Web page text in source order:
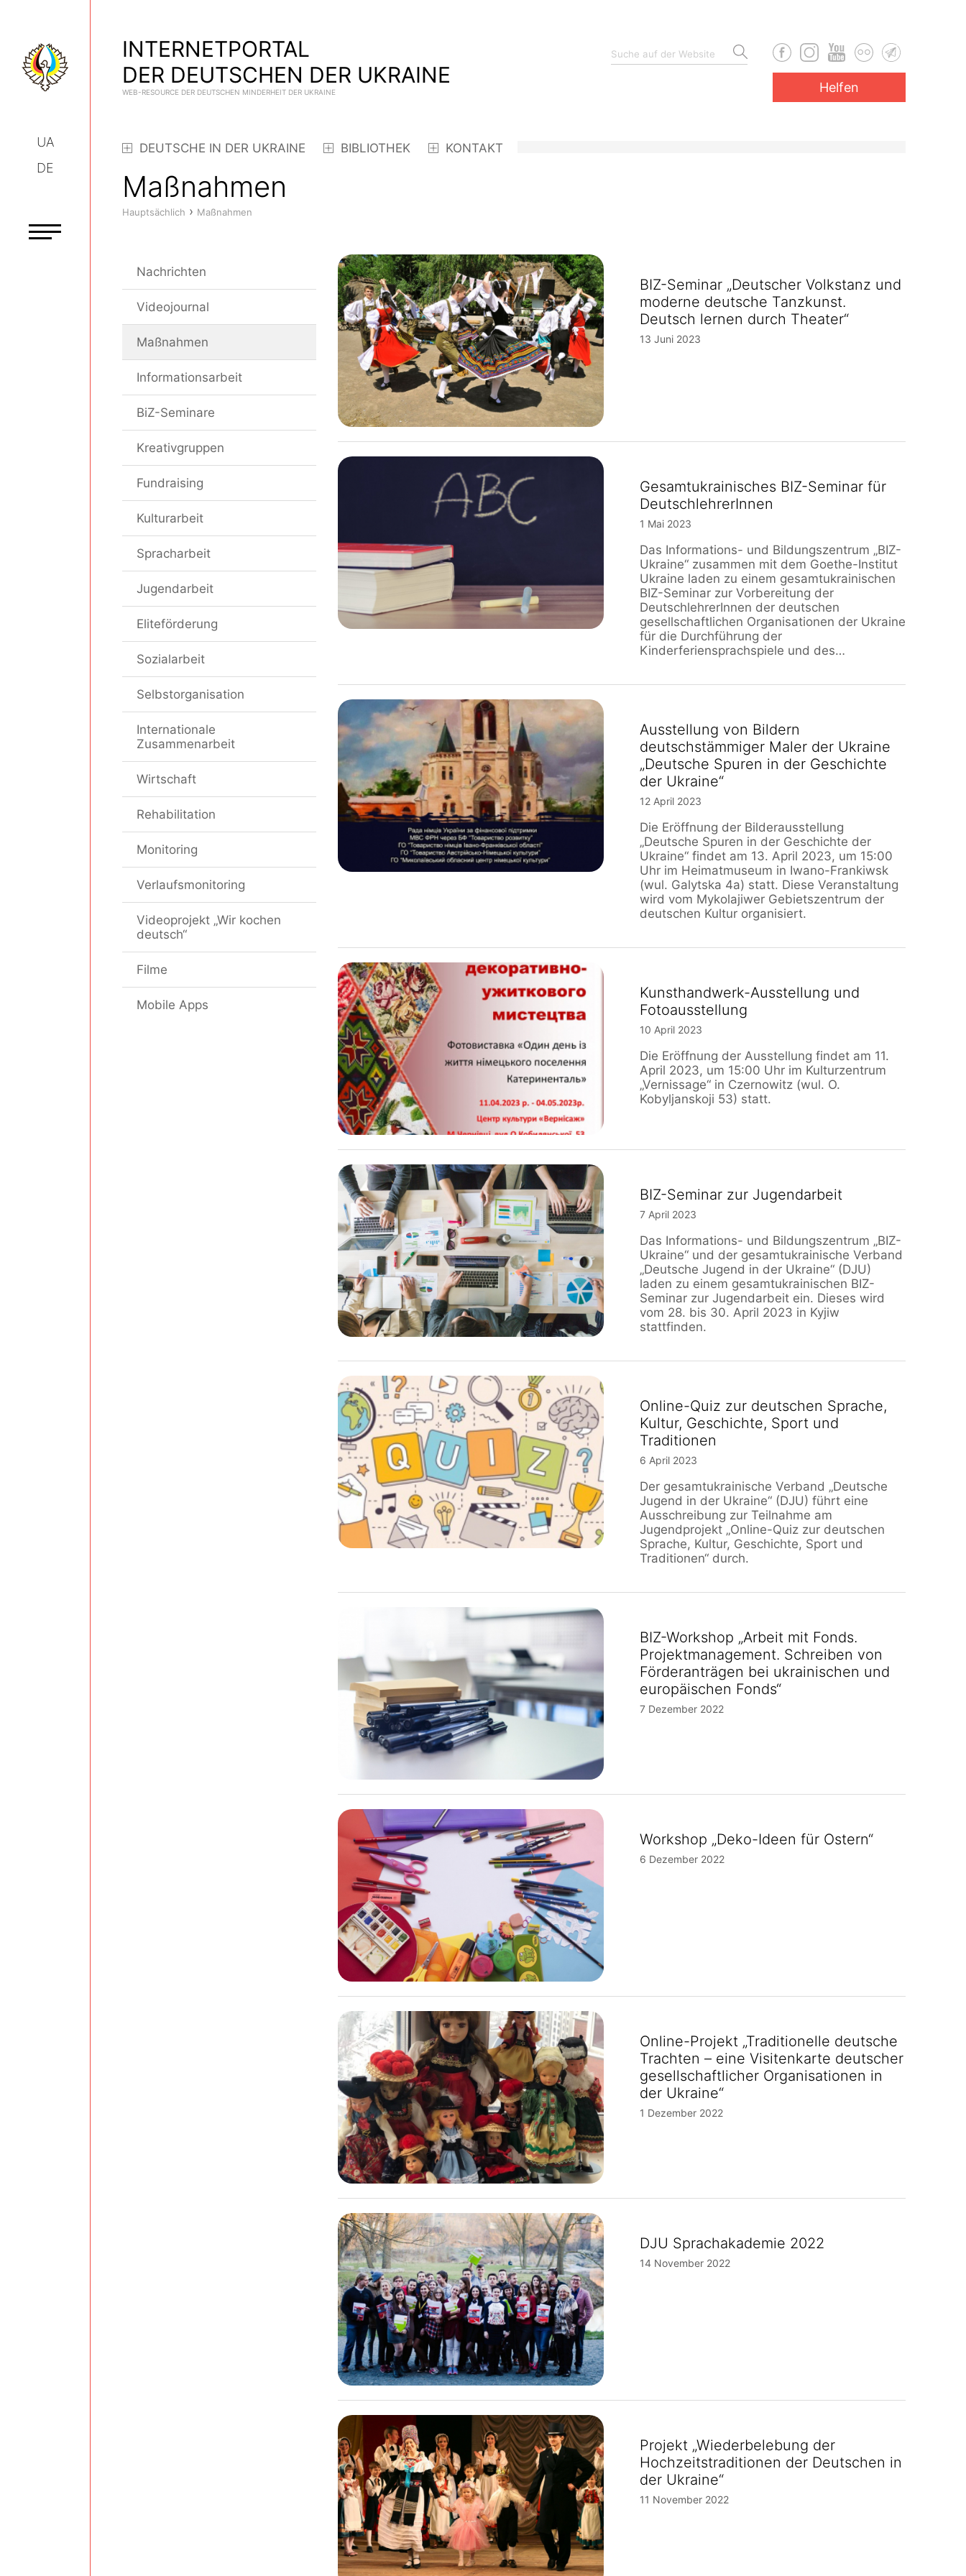
UA
DE
INTERNETPORTAL
DER DEUTSCHEN DER UKRAINE
WEB-RESOURCE DER DEUTSCHEN MINDERHEIT DER UKRAINE Helfen
DEUTSCHE IN DER UKRAINE BIBLIOTHEK KONTAKT
Maßnahmen
Hauptsächlich › Maßnahmen
Nachrichten
Videojournal
Maßnahmen
Informationsarbeit
BiZ-Seminare
Kreativgruppen
Fundraising
Kulturarbeit
Spracharbeit
Jugendarbeit
Eliteförderung
Sozialarbeit
Selbstorganisation
Internationale
Zusammenarbeit
Wirtschaft
Rehabilitation
Monitoring
Verlaufsmonitoring
Videoprojekt „Wir kochen
deutsch“
Filme
Mobile Apps
BIZ-Seminar „Deutscher Volkstanz und
moderne deutsche Tanzkunst.
Deutsch lernen durch Theater“
13 Juni 2023
Gesamtukrainisches BIZ-Seminar für
DeutschlehrerInnen
1 Mai 2023
Das Informations- und Bildungszentrum „BIZ-
Ukraine“ zusammen mit dem Goethe-Institut
Ukraine laden zu einem gesamtukrainischen
BIZ-Seminar zur Vorbereitung der
DeutschlehrerInnen der deutschen
gesellschaftlichen Organisationen der Ukraine
für die Durchführung der
Kinderferiensprachspiele und des…
Ausstellung von Bildern
deutschstämmiger Maler der Ukraine
„Deutsche Spuren in der Geschichte
der Ukraine“
12 April 2023
Die Eröffnung der Bilderausstellung
„Deutsche Spuren in der Geschichte der
Ukraine“ findet am 13. April 2023, um 15:00
Uhr im Heimatmuseum in Iwano-Frankiwsk
(wul. Galytska 4a) statt. Diese Veranstaltung
wird vom Mykolajiwer Gebietszentrum der
deutschen Kultur organisiert.
Kunsthandwerk-Ausstellung und
Fotoausstellung
10 April 2023
Die Eröffnung der Ausstellung findet am 11.
April 2023, um 15:00 Uhr im Kulturzentrum
„Vernissage“ in Czernowitz (wul. O.
Kobyljanskoji 53) statt.
BIZ-Seminar zur Jugendarbeit
7 April 2023
Das Informations- und Bildungszentrum „BIZ-
Ukraine“ und der gesamtukrainische Verband
„Deutsche Jugend in der Ukraine“ (DJU)
laden zu einem gesamtukrainischen BIZ-
Seminar zur Jugendarbeit ein. Dieses wird
vom 28. bis 30. April 2023 in Kyjiw
stattfinden.
Online-Quiz zur deutschen Sprache,
Kultur, Geschichte, Sport und
Traditionen
6 April 2023
Der gesamtukrainische Verband „Deutsche
Jugend in der Ukraine“ (DJU) führt eine
Ausschreibung zur Teilnahme am
Jugendprojekt „Online-Quiz zur deutschen
Sprache, Kultur, Geschichte, Sport und
Traditionen“ durch.
BIZ-Workshop „Arbeit mit Fonds.
Projektmanagement. Schreiben von
Förderanträgen bei ukrainischen und
europäischen Fonds“
7 Dezember 2022
Workshop „Deko-Ideen für Ostern“
6 Dezember 2022
Online-Projekt „Traditionelle deutsche
Trachten – eine Visitenkarte deutscher
gesellschaftlicher Organisationen in
der Ukraine“
1 Dezember 2022
DJU Sprachakademie 2022
14 November 2022
Projekt „Wiederbelebung der
Hochzeitstraditionen der Deutschen in
der Ukraine“
11 November 2022